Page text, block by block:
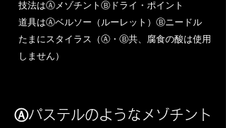
​技法はⒶメゾチントⒷドライ・ポイント
道具はⒶベルソー（ルーレット）Ⓑニードル
​たまにスタイラス（Ⓐ・Ⓑ共、腐食の酸は使用
しません）
Ⓐパステルのようなメゾチント